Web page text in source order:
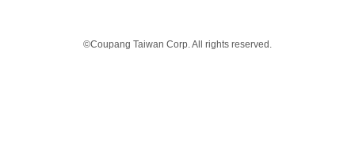
©Coupang Taiwan Corp. All rights reserved.